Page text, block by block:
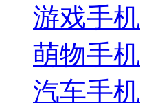
游戏手机
萌物手机
汽车手机